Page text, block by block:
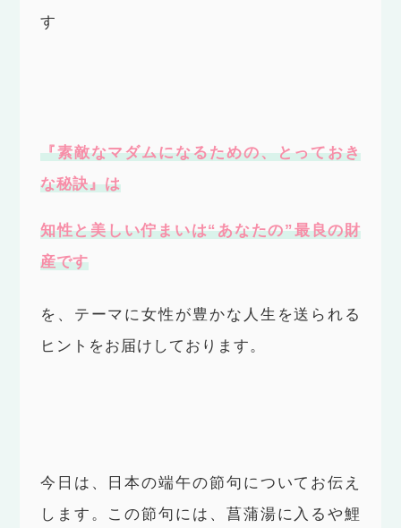
す
『素敵なマダムになるための、とっておき
な秘訣』は
知性と美しい佇まいは“あなたの”最良の財
産です
を、テーマに女性が豊かな人生を送られる
ヒントをお届けしております。
今日は、日本の端午の節句についてお伝え
します。この節句には、菖蒲湯に入るや鯉